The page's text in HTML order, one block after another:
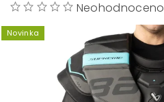
Neohodnoceno
Novinka